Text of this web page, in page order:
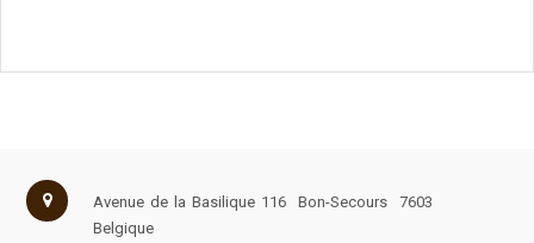
Avenue de la Basilique 116 Bon-Secours
7603
Belgique